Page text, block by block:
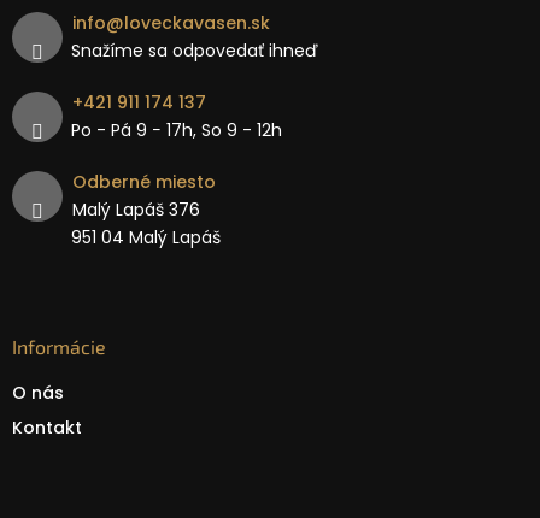
info@loveckavasen.sk
Snažíme sa odpovedať ihneď
+421 911 174 137
Po - Pá 9 − 17h, So 9 - 12h
Odberné miesto
Malý Lapáš 376
951 04 Malý Lapáš
Informácie
O nás
Kontakt